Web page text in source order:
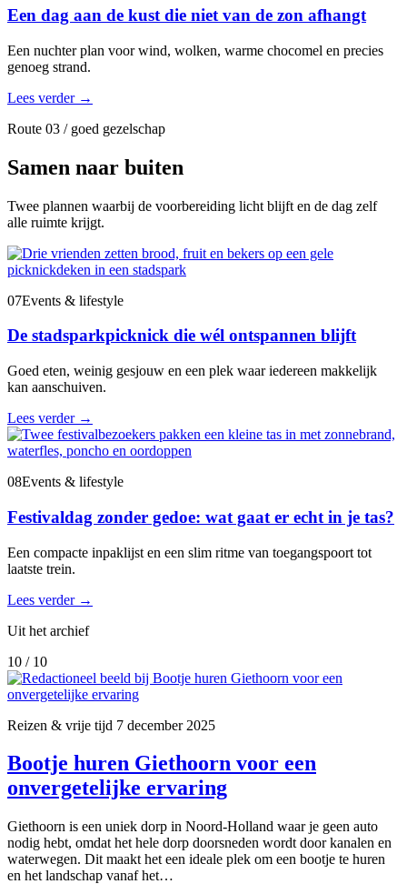
Een dag aan de kust die niet van de zon afhangt
Een nuchter plan voor wind, wolken, warme chocomel en precies
genoeg strand.
Lees verder →
Route 03 / goed gezelschap
Samen naar buiten
Twee plannen waarbij de voorbereiding licht blijft en de dag zelf
alle ruimte krijgt.
07Events & lifestyle
De stadsparkpicknick die wél ontspannen blijft
Goed eten, weinig gesjouw en een plek waar iedereen makkelijk
kan aanschuiven.
Lees verder →
08Events & lifestyle
Festivaldag zonder gedoe: wat gaat er echt in je tas?
Een compacte inpaklijst en een slim ritme van toegangspoort tot
laatste trein.
Lees verder →
Uit het archief
10 / 10
Reizen & vrije tijd 7 december 2025
Bootje huren Giethoorn voor een
onvergetelijke ervaring
Giethoorn is een uniek dorp in Noord-Holland waar je geen auto
nodig hebt, omdat het hele dorp doorsneden wordt door kanalen en
waterwegen. Dit maakt het een ideale plek om een bootje te huren
en het landschap vanaf het…